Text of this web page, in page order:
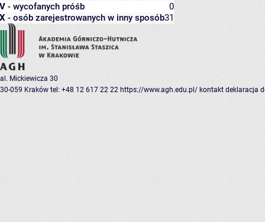
V - wycofanych próśb
0
X - osób zarejestrowanych w inny sposób31
al. Mickiewicza 30
30-059 Kraków tel: +48 12 617 22 22 https://www.agh.edu.pl/ kontakt deklaracja